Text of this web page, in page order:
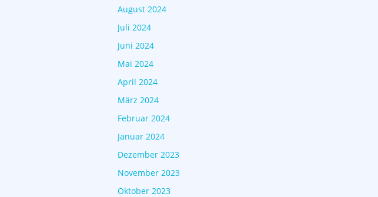
August 2024
Juli 2024
Juni 2024
Mai 2024
April 2024
März 2024
Februar 2024
Januar 2024
Dezember 2023
November 2023
Oktober 2023